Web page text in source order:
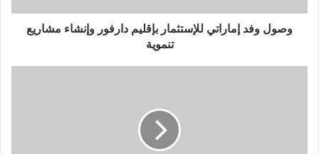
وصول وفد إماراتي للإستثمار بإقليم دارفور وإنشاء مشاريع
تنموية